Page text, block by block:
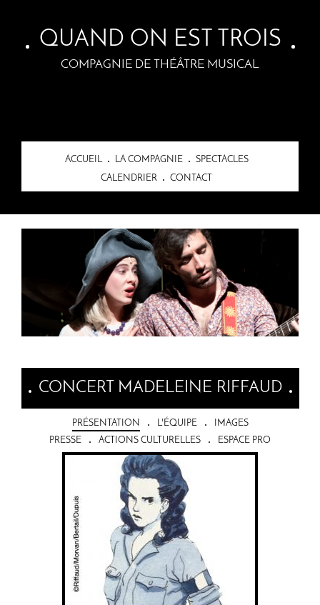
QUAND ON EST TROIS
COMPAGNIE DE THÉÂTRE MUSICAL
ACCUEIL LA COMPAGNIE
SPECTACLES
CALENDRIER
CONTACT
CONCERT MADELEINE RIFFAUD
PRÉSENTATION L'ÉQUIPE
IMAGES
PRESSE
ACTIONS CULTURELLES ESPACE PRO